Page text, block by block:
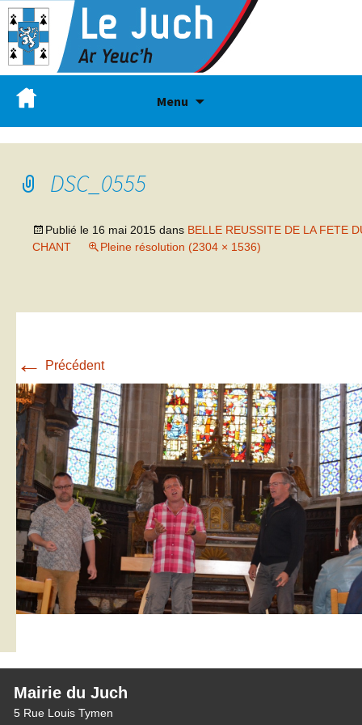
Menu
DSC_0555
Publié le 16 mai 2015 dans BELLE REUSSITE DE LA FETE
CHANT
Pleine résolution (2304 × 1536)
← Précédent
Mairie du Juch
5 Rue Louis Tymen